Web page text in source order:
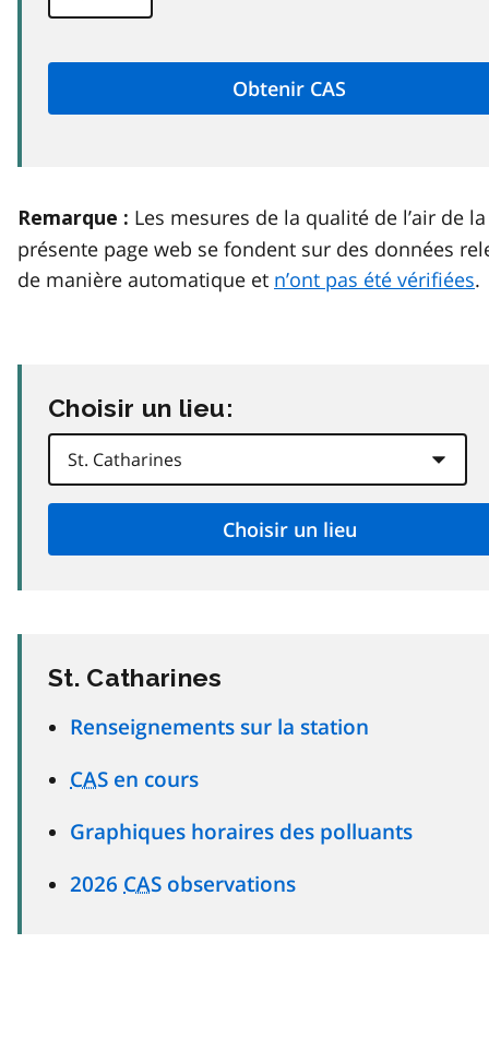
Remarque : Les mesures de la qualité de l’air de la
présente page web se fondent sur des données
de manière automatique et n’ont pas été vérifiées.
Choisir un lieu:
St. Catharines
Renseignements sur la station
CAS en cours
Graphiques horaires des polluants
2026 CAS observations